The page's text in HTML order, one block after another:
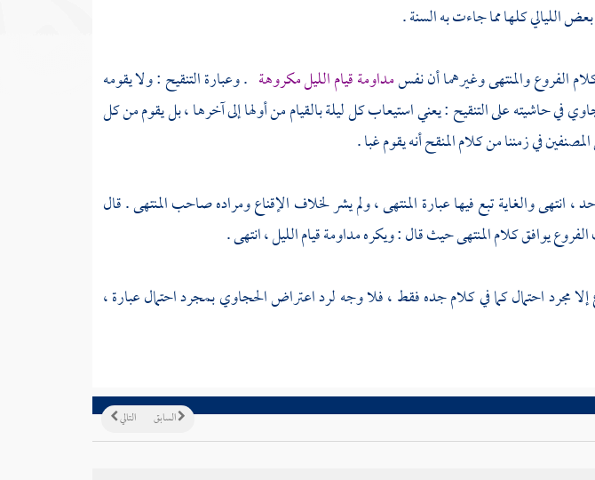
الليالي كلها مما جاءت به السنة .
الفروع والمنتهى وغيرهما أن نفسمداومة قيام الليل مكروهة . وعبارة التنقيح : ولا يقومه
في حاشيته على التنقيح : يعني استيعاب كل ليلة بالقيام من أولها إلى آخرها ، بل يقوم من كل
في زمننا من كلام المنقح أنه يقوم غبا .
والغاية تبع فيها عبارة المنتهى ، ولم يشر لخلاف الإقناع ومراده صاحب المنتهى . قال
يوافق كلام المنتهى حيث قال : ويكره مداومة قيام الليل ، انتهى .
مجرد احتمال كما في كلام جده فقط ، فلا وجه لرد اعتراضالحجاويبمجرد احتمال عبارة ،
التالي السابق